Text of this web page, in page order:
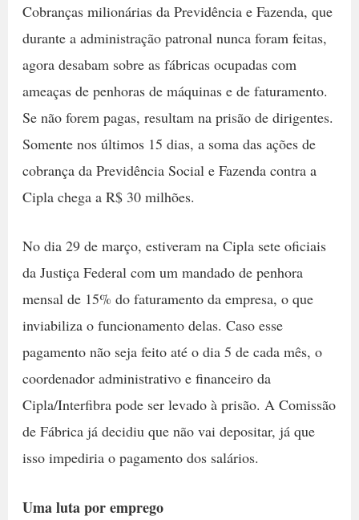
Cobranças milionárias da Previdência e Fazenda, que
durante a administração patronal nunca foram feitas,
agora desabam sobre as fábricas ocupadas com
ameaças de penhoras de máquinas e de faturamento.
Se não forem pagas, resultam na prisão de dirigentes.
Somente nos últimos 15 dias, a soma das ações de
cobrança da Previdência Social e Fazenda contra a
Cipla chega a R$ 30 milhões.
No dia 29 de março, estiveram na Cipla sete oficiais
da Justiça Federal com um mandado de penhora
mensal de 15% do faturamento da empresa, o que
inviabiliza o funcionamento delas. Caso esse
pagamento não seja feito até o dia 5 de cada mês, o
coordenador administrativo e financeiro da
Cipla/Interfibra pode ser levado à prisão. A Comissão
de Fábrica já decidiu que não vai depositar, já que
isso impediria o pagamento dos salários.
Uma luta por emprego